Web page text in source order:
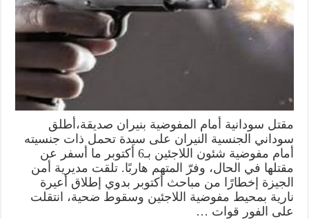
مقتل سودانية أمام المفوضية بنيران صديقة،أطلق
سوداني الجنسية النيران على سيدة تحمل ذات جنسيته
أمام مفوضية شئون اللاجئين بـ6 أكتوبر ما أسفر عن
مقتلها في الحال، وفرّ المتهم هاربًا. تلقت مديرية أمن
الجيزة إخطارًا من مباحث أكتوبر بدوي إطلاق أعيرة
نارية بمحيط مفوضية اللاجئين وسقوط ضحية، انتقلت
على الفور قوات …